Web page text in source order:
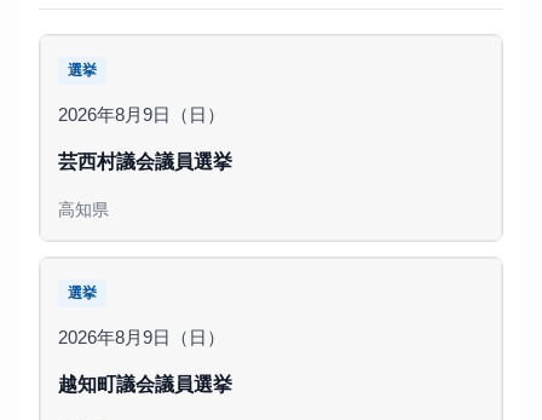
選挙
2026年8月9日（日）
芸西村議会議員選挙
高知県
選挙
2026年8月9日（日）
越知町議会議員選挙